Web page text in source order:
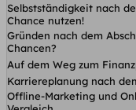
Selbstständigkeit nach
Chance nutzen!
Gründen nach dem
Chancen?
Auf dem Weg zum
Karriereplanung nach
Offline-Marketing und